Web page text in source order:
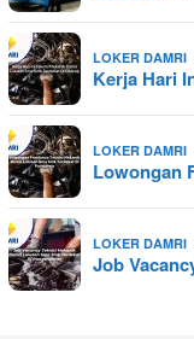
LOKER DAMRI
Kerja Hari
LOKER DAMRI
Lowongan
LOKER DAMRI
Job